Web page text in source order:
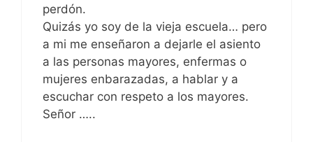
perdón.
Quizás yo soy de la vieja escuela… pero
a mi me enseñaron a dejarle el asiento
a las personas mayores, enfermas o
mujeres enbarazadas, a hablar y a
escuchar con respeto a los mayores.
Señor …..